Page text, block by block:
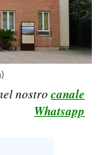
nostro canale
Whatsapp